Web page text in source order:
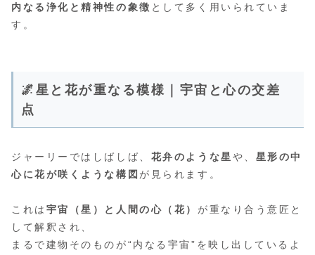
内なる浄化と精神性の象徴 として多く用いられていま
す。
🌌星と花が重なる模様｜宇宙と心の交差
点
ジャーリーではしばしば、 花弁のような星 や、 星形の中
心に花が咲くような構図 が見られます。
これは 宇宙（星）と人間の心（花） が重なり合う意匠と
して解釈され、
まるで建物そのものが“内なる宇宙”を映し出しているよ